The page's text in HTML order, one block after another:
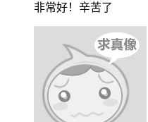
非常好！辛苦了